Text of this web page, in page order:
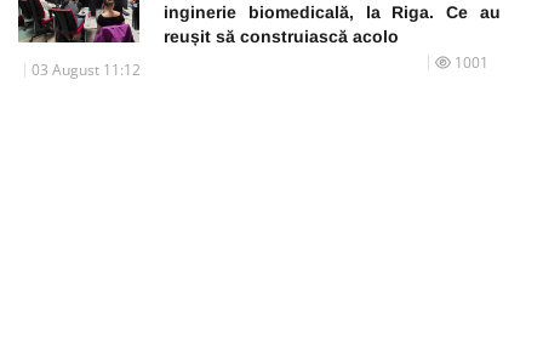
inginerie biomedicală, la Riga. Ce au
reușit să construiască acolo
03 August 11:12 1001